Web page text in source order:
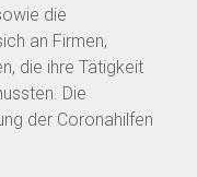
die
an Firmen,
die ihre Tätigkeit
Die
der Coronahilfen